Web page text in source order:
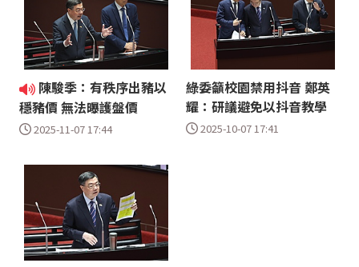
陳駿季：有秩序出豬以
穩豬價 無法曝護盤價
2025-11-07 17:44
綠委籲校園禁用抖音 鄭英
耀：研議避免以抖音教學
2025-10-07 17:41